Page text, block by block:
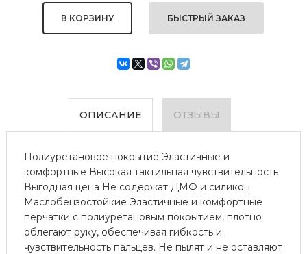
БЫСТРЫЙ ЗАКАЗ
ОПИСАНИЕ ОТЗЫВЫ
Полиуретановое покрытие Эластичные и
комфортные Высокая тактильная чувствительность
Выгодная цена Не содержат ДМФ и силикон
Маслобензостойкие Эластичные и комфортные
перчатки с полиуретановым покрытием, плотно
облегают руку, обеспечивая гибкость и
чувствительность пальцев. Не пылят и не оставляют